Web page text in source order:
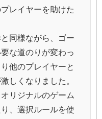
レイヤーを助けた
同様ながら、ゴー
な道のりが変わっ
他のプレイヤーと
しくなりました。
リジナルのゲーム
、選択ルールを使